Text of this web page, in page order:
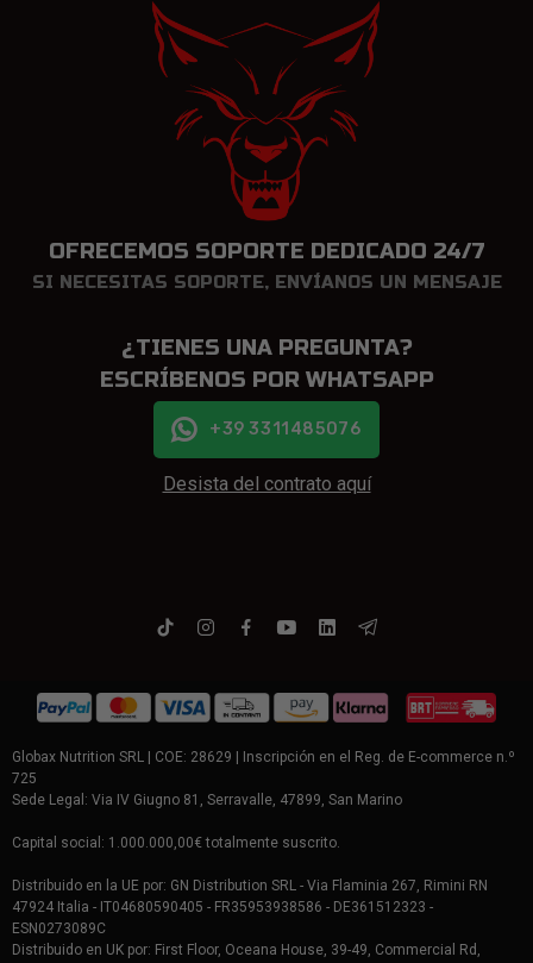
OFRECEMOS SOPORTE DEDICADO 24/7
SI NECESITAS SOPORTE, ENVÍANOS UN MENSAJE
¿TIENES UNA PREGUNTA?
ESCRÍBENOS POR WHATSAPP
+39 3311485076
Desista del contrato aquí
Globax Nutrition SRL | COE: 28629 | Inscripción en el Reg. de E-commerce n.º
725
Sede Legal: Via IV Giugno 81, Serravalle, 47899, San Marino
Capital social: 1.000.000,00€ totalmente suscrito.
Distribuido en la UE por: GN Distribution SRL - Via Flaminia 267, Rimini RN
47924 Italia - IT04680590405 - FR35953938586 - DE361512323 -
ESN0273089C
Distribuido en UK por: First Floor, Oceana House, 39-49, Commercial Rd,